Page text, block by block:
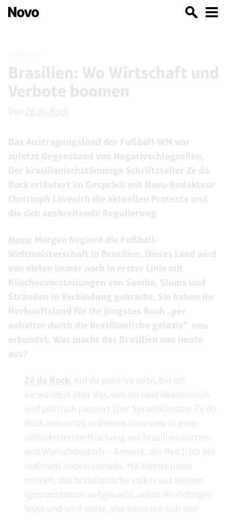
Brasilien: Wo Wirtschaft und
Verbote boomen
Von Zé do Rock
Das Austragungsland der Fußball-WM war
zuletzt Gegenstand von Negativschlagzeilen.
Der brasilianischstämmige Schriftsteller Zé do
Rock erläutert im Gespräch mit Novo-Redakteur
Christoph Lövenich die aktuellen Proteste und
die sich ausbreitende Regulierung
Novo: Morgen beginnt die Fußball-
Weltmeisterschaft in Brasilien. Dieses Land wird
von vielen immer noch in erster Linie mit
Klischeevorstellungen von Samba, Slums und
Stränden in Verbindung gebracht. Sie haben Ihr
Herkunftsland für Ihr jüngstes Buch „per
anhalter durch die brasilianische galaxis“ neu
erkundet. Was macht das Brasilien von heute
aus?
Zé do Rock: Auf da positiva seite, bin ich
verwundert über dás, was im land ökonomisch
und politisch passiert [Der Sprachkünstler Zé do
Rock antwortet in diesem Interview in einer
selbstkreierten Mischung aus brasilianisiertem
und Wunschdeutsch – Anmerk. der Red.]. Ich bin
realment impressionadu. Má könnte quasi
meinen, dás brasilianische volk is aus seinem
ignorantentum aufgewacht, wählt die richtigen
leute und wird weise, aba wenn má sich den